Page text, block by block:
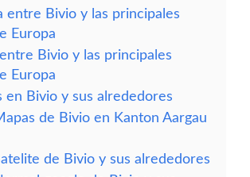
entre Bivio y las principales
Europa
Bivio y las principales
Europa
en Bivio y sus alrededores
de Bivio en Kanton Aargau
de Bivio y sus alrededores